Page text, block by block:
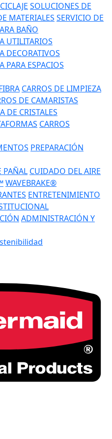
SOLUCIONES DE
MATERIALES SERVICIO DE
BAÑO
UTILITARIOS
DECORATIVOS
PARA ESPACIOS
CARROS DE LIMPIEZA
DE CAMARISTAS
DE CRISTALES
CARROS
PREPARACIÓN
PAÑAL CUIDADO DEL AIRE
WAVEBRAKE®
ENTRETENIMIENTO
ADMINISTRACIÓN Y